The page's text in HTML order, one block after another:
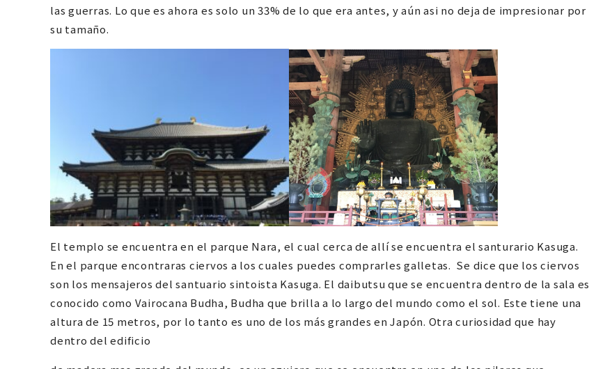
las guerras. Lo que es ahora es solo un 33% de lo que era antes, y aún asi no deja de impresionar por
su tamaño.
El templo se encuentra en el parque Nara, el cual cerca de allí se encuentra el santurario Kasuga.
En el parque encontraras ciervos a los cuales puedes comprarles galletas. Se dice que los ciervos
son los mensajeros del santuario sintoista Kasuga. El daibutsu que se encuentra dentro de la sala es
conocido como Vairocana Budha, Budha que brilla a lo largo del mundo como el sol. Este tiene una
altura de 15 metros, por lo tanto es uno de los más grandes en Japón. Otra curiosidad que hay
dentro del edificio